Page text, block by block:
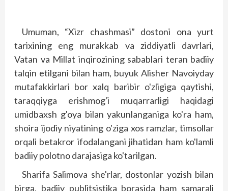
Umuman, “Xizr chashmasi” dostoni ona yurt
tarixining eng murakkab va ziddiyatli davrlari,
Vatan va Millat inqirozining sabablari teran badiiy
talqin etilgani bilan ham, buyuk Alisher Navoiyday
mutafakkirlari bor xalq baribir o'zligiga qaytishi,
taraqqiyga erishmog'i muqarrarligi haqidagi
umidbaxsh g'oya bilan yakunlanganiga ko'ra ham,
shoira ijodiy niyatining o'ziga xos ramzlar, timsollar
orqali betakror ifodalangani jihatidan ham ko'lamli
badiiy polotno darajasiga ko'tarilgan.
Sharifa Salimova she'rlar, dostonlar yozish bilan
birga, badiiy publitsistika borasida ham samarali